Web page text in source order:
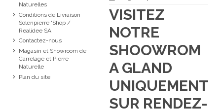
Naturelles
Conditions de Livraison
Solenpierre 'Shop /
Realidee SA
Contactez-nous
Magasin et Showroom de
Carrelage et Pierre
Naturelle
Plan du site
VISITEZ
NOTRE
SHOOWROM
A GLAND
UNIQUEMENT
SUR RENDEZ-